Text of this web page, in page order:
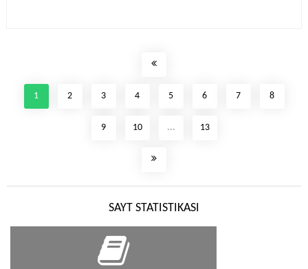
SAYT STATISTIKASI
1 2 3 4 5 6 7 8
9 10 ... 13